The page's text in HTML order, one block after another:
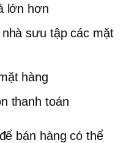
lớn hơn
sưu tập các mặt
hàng
thanh toán
bán hàng có thể